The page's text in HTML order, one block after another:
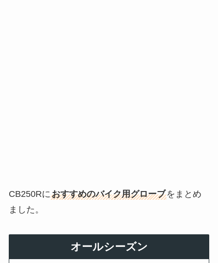
CB250Rにおすすめのバイク用グローブをまとめ
ました。
オールシーズン